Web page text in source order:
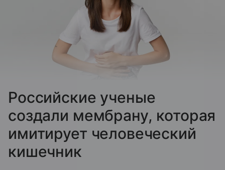
Российские ученые
создали мембрану, которая
имитирует человеческий
кишечник